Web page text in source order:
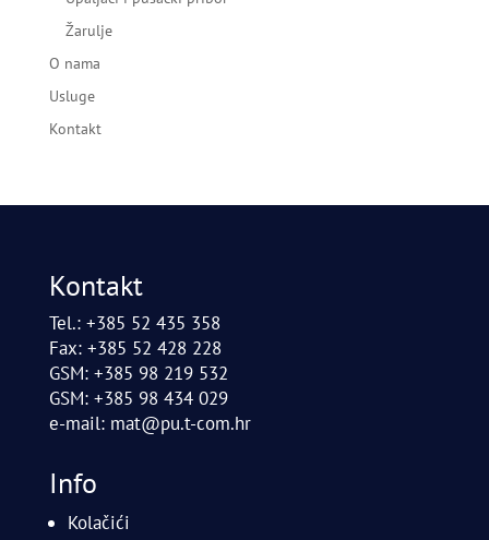
Žarulje
O nama
Usluge
Kontakt
Kontakt
Tel.: +385 52 435 358
Fax: +385 52 428 228
GSM: +385 98 219 532
GSM: +385 98 434 029
e-mail: mat@pu.t-com.hr
Info
Kolačići